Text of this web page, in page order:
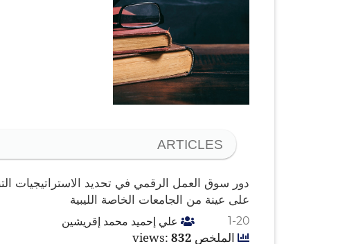
ARTICLES
دور سوق العمل الرقمي في تحديد الاستراتيجيات
على عينة من الجامعات الخاصة الليبية
علي إحميد محمد إقريشين 1-20
الملخص views: 832